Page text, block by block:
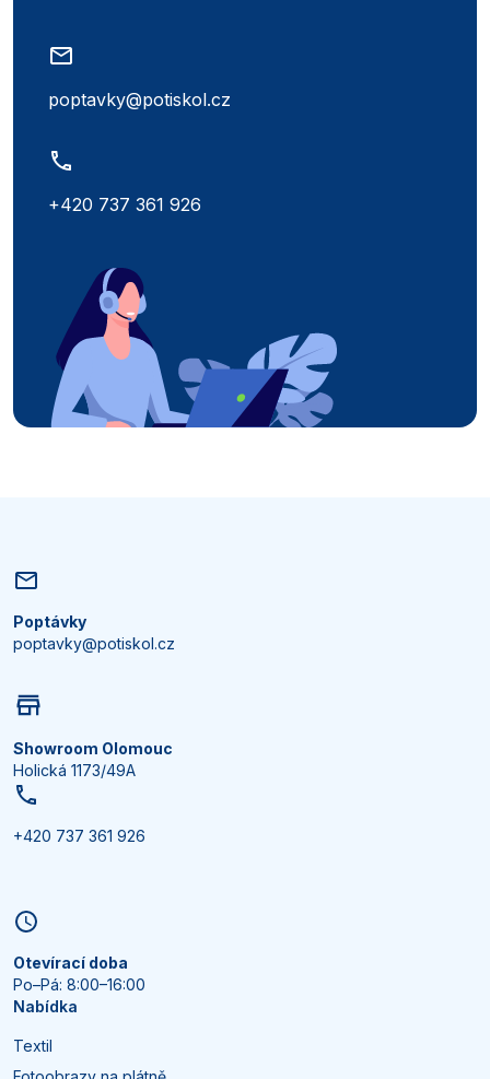
poptavky@potiskol.cz
+420 737 361 926
Poptávky
poptavky@potiskol.cz
Showroom Olomouc
Holická 1173/49A
+420 737 361 926
Otevírací doba
Po–Pá: 8:00–16:00
Nabídka
Textil